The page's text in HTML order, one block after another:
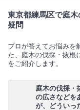
東京都練馬区で庭木
疑問
プロが答えてお悩みを
た、庭木の伐採・抜根
をご紹介します。
庭木の伐採・
の広さなどを
が、どういっ